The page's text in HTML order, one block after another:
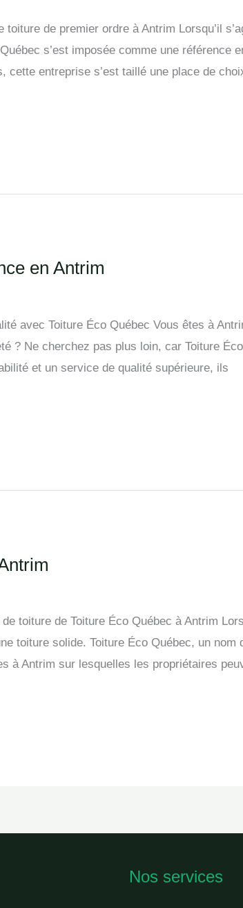
de premier ordre à Antrim Lorsqu’il
s’est imposée comme une référence
cette entreprise s’est taillé une place de
en Antrim
avec Toiture Éco Québec Vous êtes à
? Ne cherchez pas plus loin, car Toiture
et un service de qualité supérieure, ils
toiture de Toiture Éco Québec à Antrim
toiture solide. Toiture Éco Québec, un
à Antrim sur lesquelles les propriétaires
Nos services